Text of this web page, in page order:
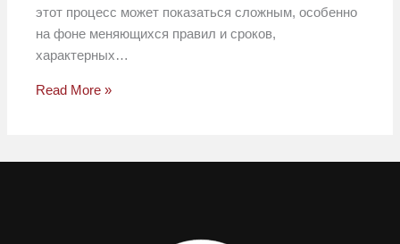
этот процесс может показаться сложным, особенно
на фоне меняющихся правил и сроков,
характерных…
Read More »